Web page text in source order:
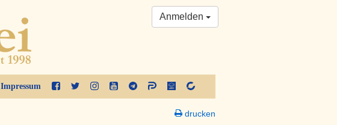
Impressum
Anmelden
drucken